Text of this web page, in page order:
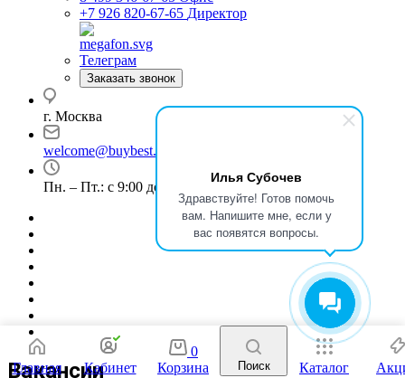
Илья Субочев
Здравствуйте! Готов помочь
вам. Напишите мне, если у
вас появятся вопросы.
+7 926 820-67-65 Директор
Телеграм
Заказать звонок
г. Москва
welcome@buybest.ru
Пн. – Пт.: с 9:00 до 18:00
Вакансии
Главная Кабинет
0
Корзина
Поиск Каталог